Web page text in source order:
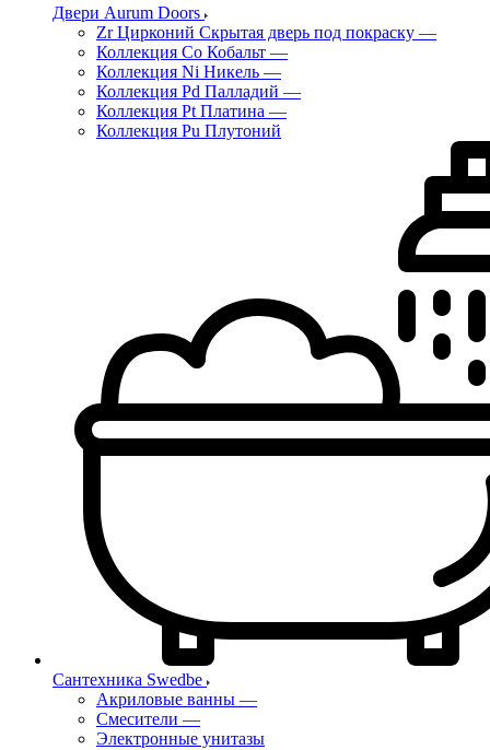
Двери Aurum Doors
Zr Цирконий Скрытая дверь под покраску —
Коллекция Co Кобальт —
Коллекция Ni Никель —
Коллекция Pd Палладий —
Коллекция Pt Платина —
Коллекция Pu Плутоний
Сантехника Swedbe
Акриловые ванны —
Смесители —
Электронные унитазы